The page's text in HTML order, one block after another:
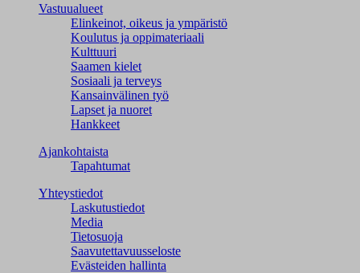
Vastuualueet
Elinkeinot, oikeus ja ympäristö
Koulutus ja oppimateriaali
Kulttuuri
Saamen kielet
Sosiaali ja terveys
Kansainvälinen työ
Lapset ja nuoret
Hankkeet
Ajankohtaista
Tapahtumat
Yhteystiedot
Laskutustiedot
Media
Tietosuoja
Saavutettavuusseloste
Evästeiden hallinta